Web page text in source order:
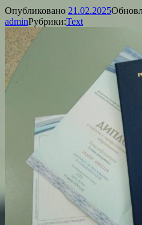
Опубликовано 21.02.2025
adminРубрики:Text